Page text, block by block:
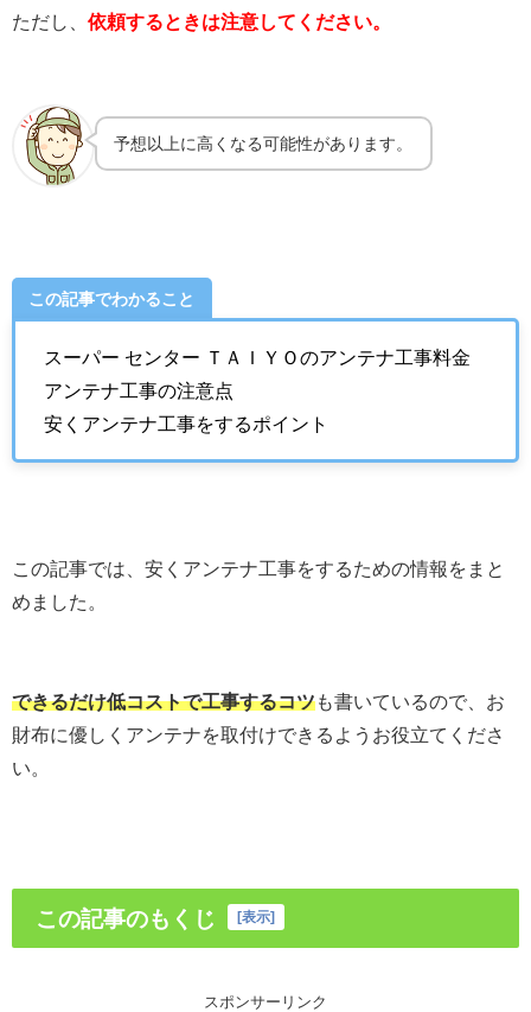
ただし、 依頼するときは注意してください。
予想以上に高くなる可能性があります。
この記事でわかること
スーパー センター ＴＡＩＹＯのアンテナ工事料金
アンテナ工事の注意点
安くアンテナ工事をするポイント
この記事では、安くアンテナ工事をするための情報をまと
めました。
できるだけ低コストで工事するコツも書いているので、お
財布に優しくアンテナを取付けできるようお役立てくださ
い。
この記事のもくじ [表示]
スポンサーリンク